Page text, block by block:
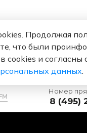
Номер
8 (495)
Продолжая
что были
cookies и согласны
данных.